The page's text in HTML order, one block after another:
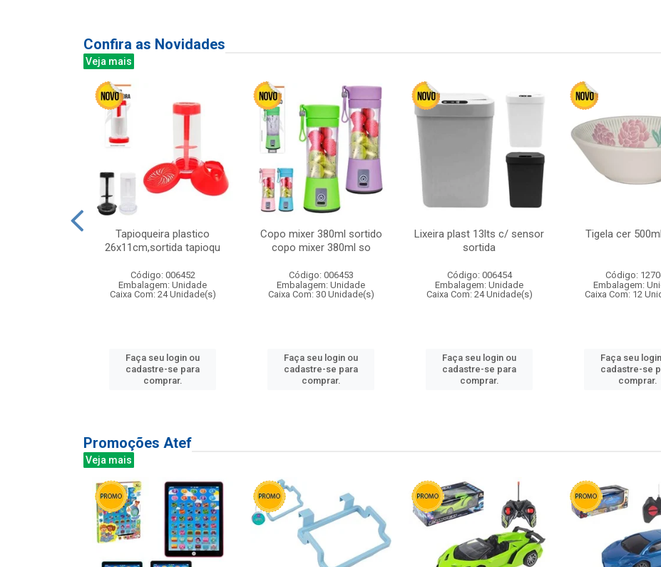
Confira as Novidades
Veja mais
Tapioqueira plastico
26x11cm,sortida tapioqu
Código: 006452
Embalagem: Unidade
Caixa Com: 24 Unidade(s)
Faça seu login ou
cadastre-se para
comprar.
Copo mixer 380ml sortido
copo mixer 380ml so
Código: 006453
Embalagem: Unidade
Caixa Com: 30 Unidade(s)
Faça seu login ou
cadastre-se para
comprar.
Lixeira plast 13lts c/ sensor
sortida
Código: 006454
Embalagem: Unidade
Caixa Com: 24 Unidade(s)
Faça seu login ou
cadastre-se para
comprar.
Tigela cer
Código:
Embalagem:
Caixa Com: 12
Faça seu
cadastre-se
comprar.
Promoções Atef
Veja mais